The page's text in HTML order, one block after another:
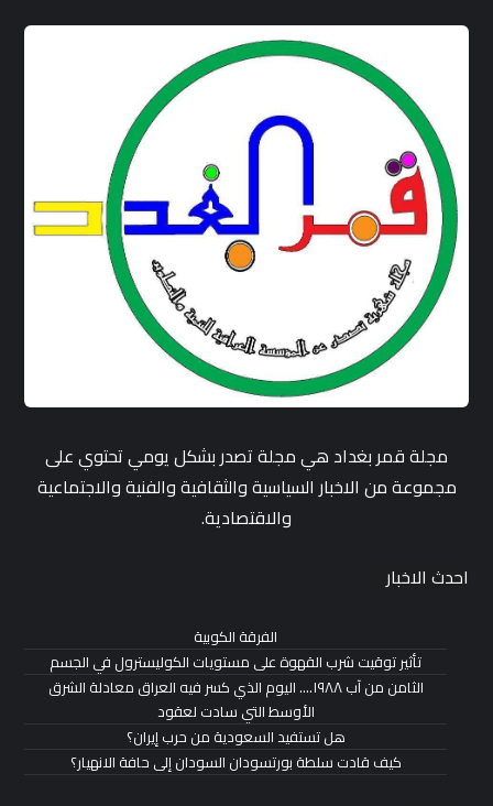
مجلة قمر بغداد هي مجلة تصدر بشكل يومي تحتوي على
مجموعة من الاخبار السياسية والثقافية والفنية والاجتماعية
والاقتصادية.
احدث الاخبار
الفرقة الكوبية
تأثير توقيت شرب القهوة على مستويات الكوليسترول في الجسم
الثامن من آب ١٩٨٨…. اليوم الذي كسر فيه العراق معادلة الشرق
الأوسط التي سادت لعقود
هل تستفيد السعودية من حرب إيران؟
كيف قادت سلطة بورتسودان السودان إلى حافة الانهيار؟